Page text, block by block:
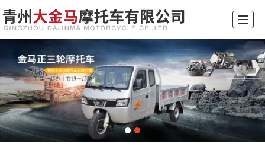
综合首页 关于我们 产品展示 专利展示 新闻动态 厂景厂貌 留言反馈 联系我们